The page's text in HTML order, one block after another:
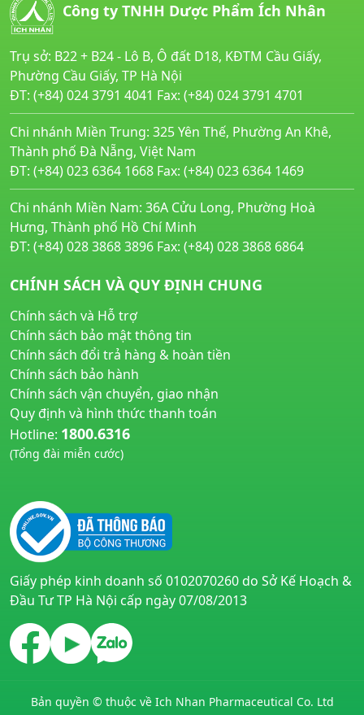
Công ty TNHH Dược Phẩm Ích Nhân
Trụ sở: B22 + B24 - Lô B, Ô đất D18, KĐTM Cầu Giấy,
Phường Cầu Giấy, TP Hà Nội
ĐT: (+84) 024 3791 4041 Fax: (+84) 024 3791 4701
Chi nhánh Miền Trung: 325 Yên Thế, Phường An Khê,
Thành phố Đà Nẵng, Việt Nam
ĐT: (+84) 023 6364 1668 Fax: (+84) 023 6364 1469
Chi nhánh Miền Nam: 36A Cửu Long, Phường Hoà
Hưng, Thành phố Hồ Chí Minh
ĐT: (+84) 028 3868 3896 Fax: (+84) 028 3868 6864
CHÍNH SÁCH VÀ QUY ĐỊNH CHUNG
Chính sách và Hỗ trợ
Chính sách bảo mật thông tin
Chính sách đổi trả hàng & hoàn tiền
Chính sách bảo hành
Chính sách vận chuyển, giao nhận
Quy định và hình thức thanh toán
Hotline: 1800.6316
(Tổng đài miễn cước)
Giấy phép kinh doanh số 0102070260 do Sở Kế Hoạch &
Đầu Tư TP Hà Nội cấp ngày 07/08/2013
Bản quyền © thuộc về Ich Nhan Pharmaceutical Co. Ltd